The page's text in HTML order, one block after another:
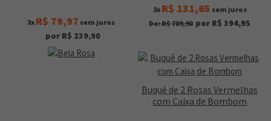
3x R$ 79,97 sem juros
por R$ 239,90
3x R$ 131,65 sem juros
De: R$ 789,90 por R$ 394,95
Buquê de 2 Rosas Vermelhas
com Caixa de Bombom